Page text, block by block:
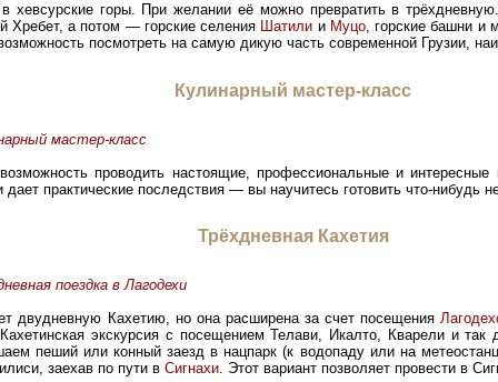
хевсурские горы. При желании её можно превратить в
Хребет, а потом — горские селения Шатили и Муцо, горские башни и
посмотреть на самую дикую часть современной Грузии,
Кулинарный мастер-класс
мастер-класс
проводить настоящие, профессиональные и
дает практические последствия — вы научитесь готовить что-нибудь
Трёхдневная Кахетия
поездка в Лагодехи
двудневную Кахетию, но она расширена за счет посещения
экскурсия с посещением Телави, Икалто, Кварели и так
пеший или конный заезд в нацпарк (к водопаду или на
заехав по пути в Сигнахи. Этот вариант позволяет провести в